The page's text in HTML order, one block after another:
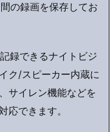
の録画を保存してお
録できるナイトビジ
ク/スピーカー内蔵に
サイレン機能などを
応できます。